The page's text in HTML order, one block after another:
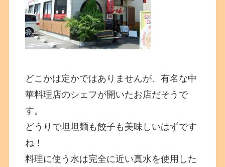
どこかは定かではありませんが、有名な中
華料理店のシェフが開いたお店だそうで
す。
どうりで坦坦麺も餃子も美味しいはずです
ね！
料理に使う水は完全に近い真水を使用した